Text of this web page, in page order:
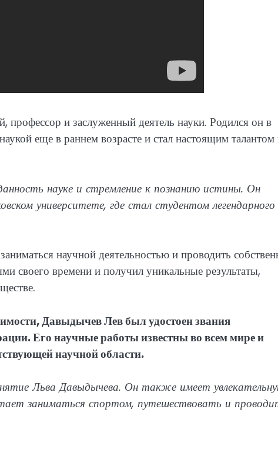
профессор и заслуженный деятель науки. Родился он в
еще в раннем возрасте и стал настоящим талантом
науке и стремление к познанию истины. Он
университете, где стал студентом легендарного
научной деятельностью и проводить
своего времени и получил уникальные результаты,
Давыдычев Лев был удостоен звания
Его научные работы известны во всем мире и
научной области.
Льва Давыдычева. Он также имеет
заниматься спортом, путешествовать и